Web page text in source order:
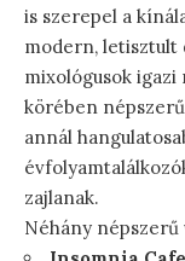
is szerepel a
modern, letisztult
mixológusok igazi
körében
annál
zajlanak.
Néhány népszerű